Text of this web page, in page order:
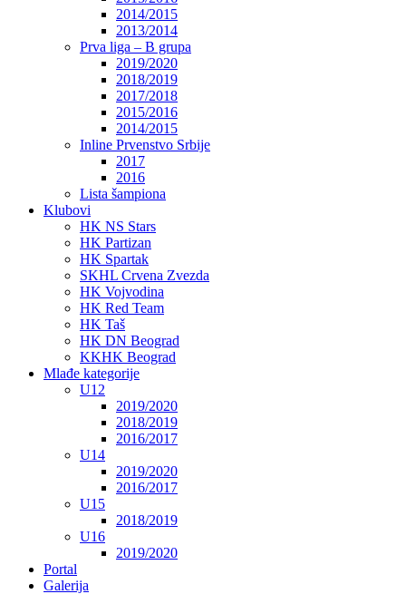
2014/2015
2013/2014
Prva liga – B grupa
2019/2020
2018/2019
2017/2018
2015/2016
2014/2015
Inline Prvenstvo Srbije
2017
2016
Lista šampiona
Klubovi
HK NS Stars
HK Partizan
HK Spartak
SKHL Crvena Zvezda
HK Vojvodina
HK Red Team
HK Taš
HK DN Beograd
KKHK Beograd
Mlađe kategorije
U12
2019/2020
2018/2019
2016/2017
U14
2019/2020
2016/2017
U15
2018/2019
U16
2019/2020
Portal
Galerija